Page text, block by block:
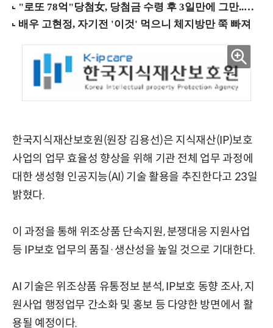
한국지식재산보호원(원장 김용선)은 지식재산(IP)보호
사업의 업무 효율성 향상을 위해 기관 전체 업무 과정에
대한 생성형 인공지능(AI) 기술 활용을 추진한다고 23일
밝혔다.
이 과정을 통해 위조상품 단속지원, 분쟁대응 지원사업
등 IP보호 업무의 품질·생산성을 높일 것으로 기대한다.
AI 기술은 위조상품 유통정보 분석, IP보호 동향 조사, 지
원사업 행정업무 간소화 및 홍보 등 다양한 방면에서 활
용될 예정이다.